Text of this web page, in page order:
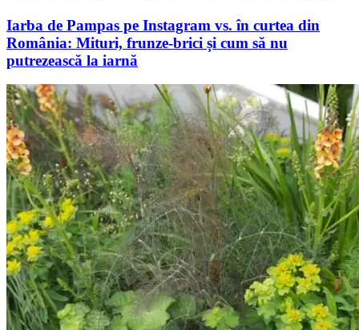
Iarba de Pampas pe Instagram vs. în curtea din
România: Mituri, frunze-brici și cum să nu
putrezească la iarnă